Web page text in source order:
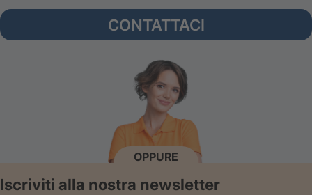
CONTATTACI
OPPURE
Iscriviti alla nostra newsletter